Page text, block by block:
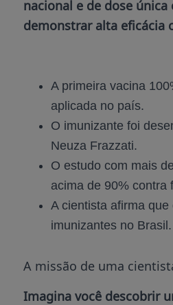
nacional e de dose
demonstrar alta eficácia
A primeira vacina
aplicada no país.
O imunizante foi
Neuza Frazzati.
O estudo com mais
acima de 90% contra
A cientista afirma
imunizantes no Brasil.
A missão de uma
Imagina você descobrir